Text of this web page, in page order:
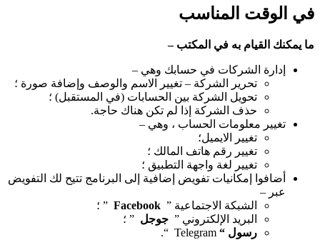
في الوقت المناسب
ما يمكنك القيام به في المكتب –
إدارة الشركات في حسابك وهي –
تحرير الشركة – تغيير الاسم والوصف وإضافة صورة ؛
تحويل الشركة بين الحسابات (في المستقبل) ؛
حذف الشركة إذا لم تكن هناك حاجة.
تغيير معلومات الحساب ، وهي –
تغيير الايميل؛
تغيير رقم هاتف المالك ؛
تغيير لغة واجهة التطبيق ؛
أضافوا إمكانيات تفويض إضافية إلى البرنامج تتيح لك التفويض
عبر –
الشبكة الاجتماعية ” Facebook ” ؛
البريد الإلكتروني ” جوجل ” ؛
رسول “